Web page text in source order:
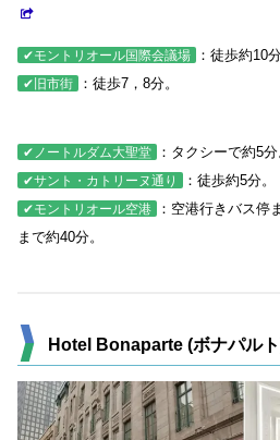
✔モントリオール国際会議場 ：徒歩約10分
✔旧市街 ：徒歩7，8分。
✔ノートルダム大聖堂 ：タクシーで約5分
✔サント・カトリーヌ通り ：徒歩約5分。
✔モントリオール空港
：空港行きバス停
まで約40分。
Hotel Bonaparte (ボナパル